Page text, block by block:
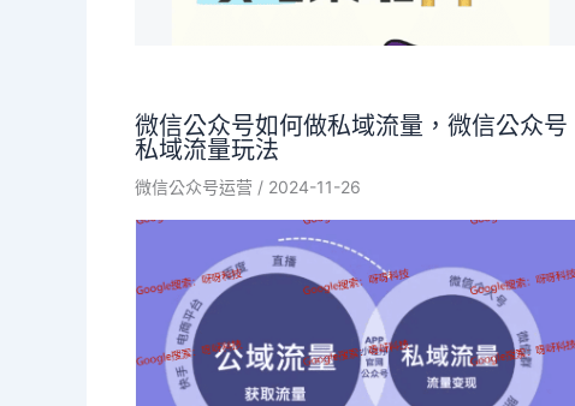
微信公众号如何做私域流量，微信公众号
私域流量玩法
微信公众号运营 / 2024-11-26